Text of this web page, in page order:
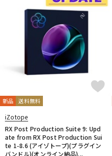
新品 送料無料
iZotope
RX Post Production Suite 9: Upd
ate from RX Post Production Sui
te 1-8.6 (アイゾトープ)(プラグイン
バンドル)(オンライン納品)...